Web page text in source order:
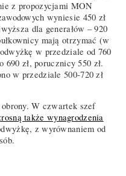
z propozycjami MON
wyniesie 450 zł
dla generałów – 920
mają otrzymać (w
w przedziale od 760
690 zł, porucznicy 550 zł.
w przedziale 500-720 zł
W czwartek szef
także wynagrodzenia
z wyrównaniem od